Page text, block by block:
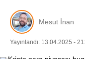
Mesut İnan
Yayınlandı: 13.04.2025 -